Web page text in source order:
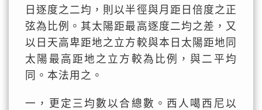
日逐度之二均，則以半徑與月距日倍度之正
弦為比例。其太陽距最高逐度二均之差，又
以日天高卑距地之立方較與本日太陽距地同
太陽最高距地之立方較為比例，與二平均
同。本法用之。
一，更定三均數以合總數。西人噶西尼以